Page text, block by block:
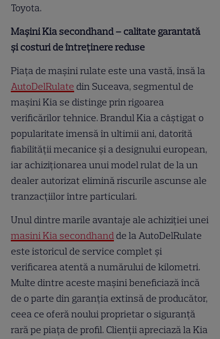
Toyota.
Mașini Kia secondhand – calitate garantată
și costuri de întreținere reduse
Piața de mașini rulate este una vastă, însă la
AutoDelRulate din Suceava, segmentul de
mașini Kia se distinge prin rigoarea
verificărilor tehnice. Brandul Kia a câștigat o
popularitate imensă în ultimii ani, datorită
fiabilității mecanice și a designului european,
iar achiziționarea unui model rulat de la un
dealer autorizat elimină riscurile ascunse ale
tranzacțiilor între particulari.
Unul dintre marile avantaje ale achiziției unei
masini Kia secondhand de la AutoDelRulate
este istoricul de service complet și
verificarea atentă a numărului de kilometri.
Multe dintre aceste mașini beneficiază încă
de o parte din garanția extinsă de producător,
ceea ce oferă noului proprietar o siguranță
rară pe piața de profil. Clienții apreciază la Kia